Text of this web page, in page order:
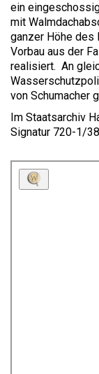
ein
mit
ganzer Höhe des
Vorbau aus der
realisiert. An
von Schumacher
Im Staatsarchiv
Signatur 720-1/